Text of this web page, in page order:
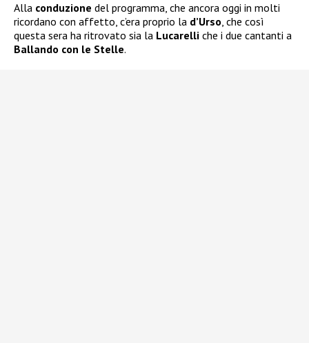
Alla conduzione del programma, che ancora oggi in molti
ricordano con affetto, c’era proprio la d’Urso, che così
questa sera ha ritrovato sia la Lucarelli che i due cantanti a
Ballando con le Stelle.